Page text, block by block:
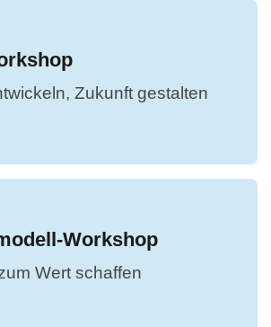
Zukunft gestalten
Workshop
Wert schaffen